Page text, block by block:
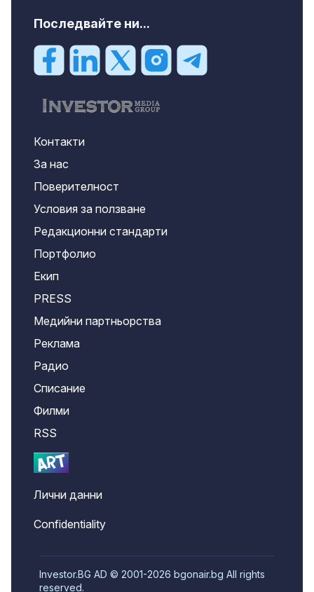
Последвайте ни...
Контакти
За нас
Поверителност
Условия за ползване
Редакционни стандарти
Портфолио
Екип
PRESS
Медийни партньорства
Реклама
Радио
Списание
Филми
RSS
Лични данни
Confidentiality
Investor.BG AD © 2001-2026 bgonair.bg All rights
reserved.